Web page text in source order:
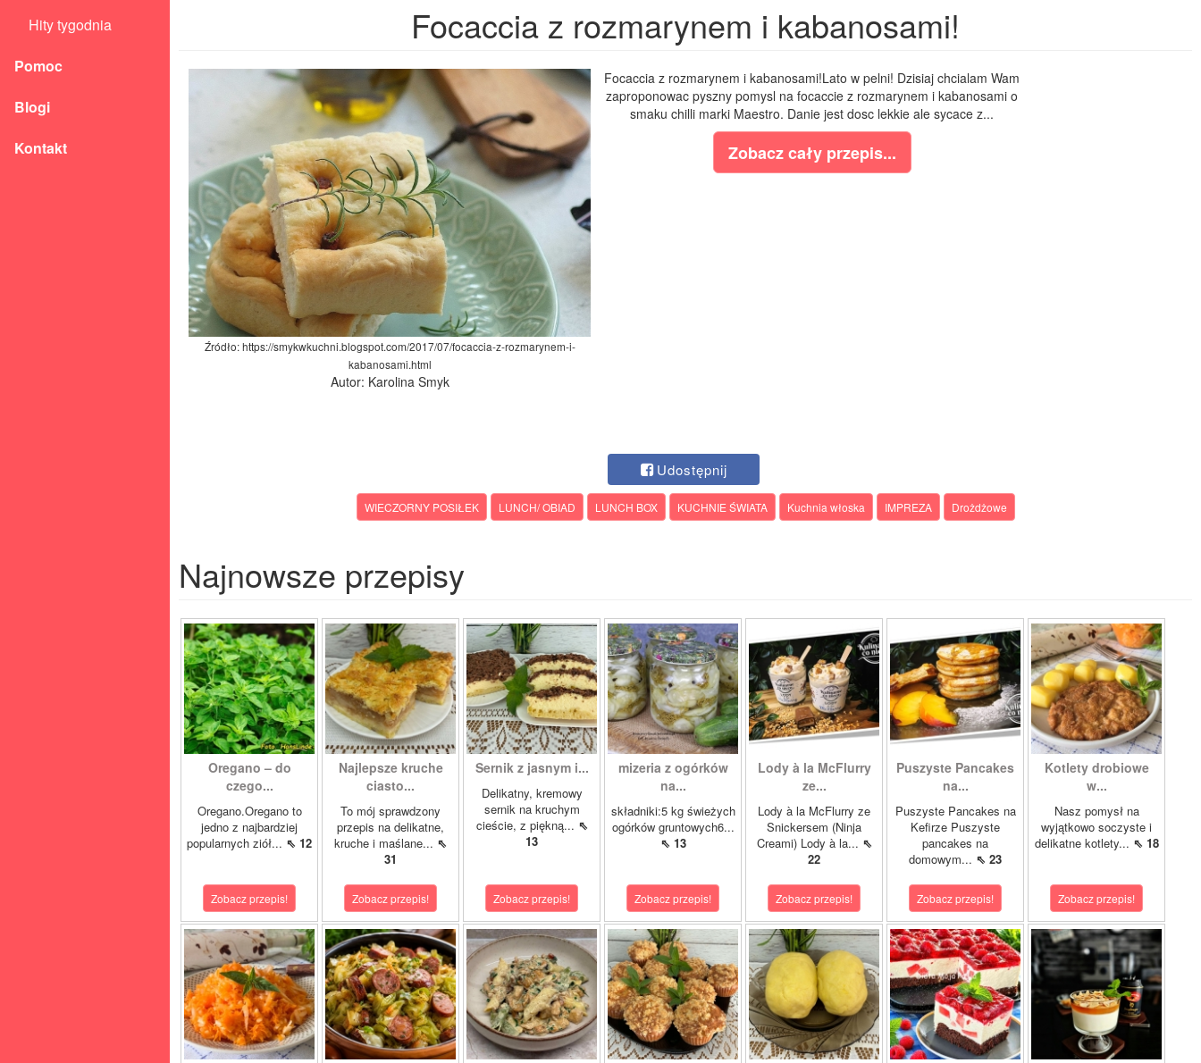
Hity tygodnia
Pomoc
Blogi
Kontakt
Focaccia z rozmarynem i kabanosami!
Źródło: https://smykwkuchni.blogspot.com/2017/07/focaccia-z-rozmarynem-i-
kabanosami.html
Autor: Karolina Smyk
Focaccia z rozmarynem i kabanosami!Lato w pelni! Dzisiaj chcialam Wam
zaproponowac pyszny pomysl na focaccie z rozmarynem i kabanosami o
smaku chilli marki Maestro. Danie jest dosc lekkie ale sycace z...
Zobacz cały przepis...
Udostępnij
WIECZORNY POSIŁEK LUNCH/ OBIAD LUNCH BOX KUCHNIE ŚWIATA Kuchnia włoska IMPREZA Drożdżowe
Najnowsze przepisy
Oregano – do
czego...
Oregano.Oregano to
jedno z najbardziej
popularnych ziół... ⇖ 12
Zobacz przepis!
Najlepsze kruche
ciasto...
To mój sprawdzony
przepis na delikatne,
kruche i maślane... ⇖
31
Zobacz przepis!
Sernik z jasnym i...
Delikatny, kremowy
sernik na kruchym
cieście, z piękną... ⇖
13
Zobacz przepis!
mizeria z ogórków
na...
składniki:5 kg świeżych
ogórków gruntowych6...
⇖ 13
Zobacz przepis!
Lody à la McFlurry
ze...
Lody à la McFlurry ze
Snickersem (Ninja
Creami) Lody à la... ⇖
22
Zobacz przepis!
Puszyste Pancakes
na...
Puszyste Pancakes na
Kefirze Puszyste
pancakes na
domowym... ⇖ 23
Zobacz przepis!
Kotlety drobiowe
w...
Nasz pomysł na
wyjątkowo soczyste i
delikatne kotlety... ⇖ 18
Zobacz przepis!